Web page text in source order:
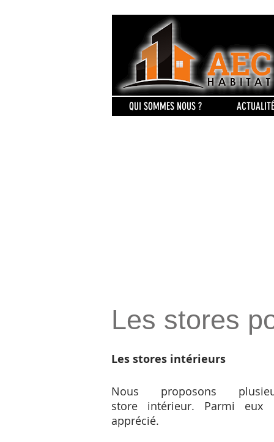
QUI SOMMES NOUS ?
Les stores
Les stores intérieurs
Nous proposons
store intérieur. Parmi
apprécié.